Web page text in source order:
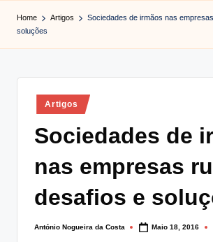
f
Home Artigos
Sociedades de irmãos nas
soluções
Posted
in
Artigos
Sociedades de
nas empresas
desafios e
Posted
António Nogueira da Costa Maio 18, 2016